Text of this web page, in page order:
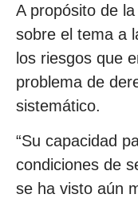
A propósito de
sobre el tema a
los riesgos que
problema de
sistemático.
“Su capacidad
condiciones de
se ha visto aún